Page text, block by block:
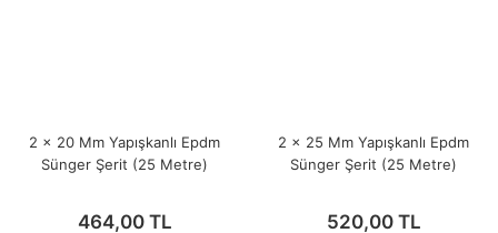
2 x 20 Mm Yapışkanlı Epdm
Sünger Şerit (25 Metre)
464,00 TL
2 x 25 Mm Yapışkanlı Epdm
Sünger Şerit (25 Metre)
520,00 TL